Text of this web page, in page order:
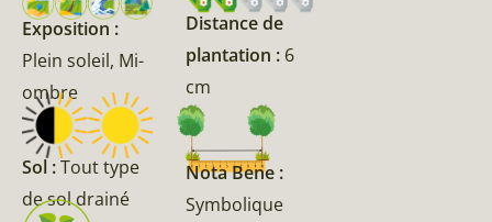
Exposition :
Plein soleil, Mi-
ombre
Sol :Tout type
de sol drainé
Distance de
plantation : 6
cm
Nota Bene :
Symbolique